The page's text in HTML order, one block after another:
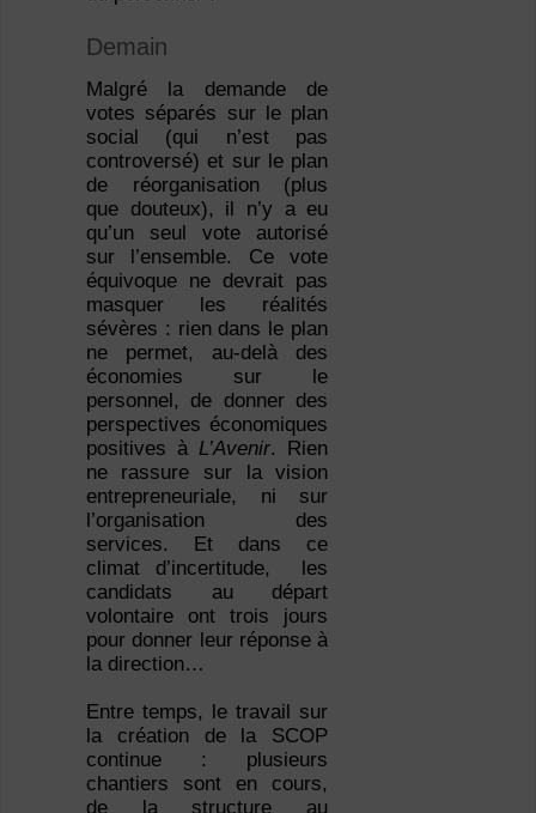
Demain
Malgré la demande de
votes séparés sur le plan
social (qui n’est pas
controversé) et sur le plan
de réorganisation (plus
que douteux), il n’y a eu
qu’un seul vote autorisé
sur l’ensemble. Ce vote
équivoque ne devrait pas
masquer les réalités
sévères : rien dans le plan
ne permet, au-delà des
économies sur le
personnel, de donner des
perspectives économiques
positives àL’Avenir. Rien
ne rassure sur la vision
entrepreneuriale, ni sur
l’organisation des
services. Et dans ce
climat d’incertitude, les
candidats au départ
volontaire ont trois jours
pour donner leur réponse à
la direction…
Entre temps, le travail sur
la création de la SCOP
continue : plusieurs
chantiers sont en cours,
de la structure au